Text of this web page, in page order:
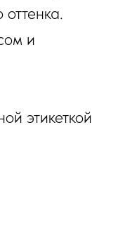
оттенка.
и
этикеткой